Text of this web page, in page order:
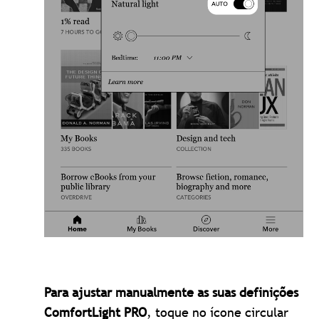
Para ajustar manualmente as suas definições
ComfortLight PRO, toque no ícone circular